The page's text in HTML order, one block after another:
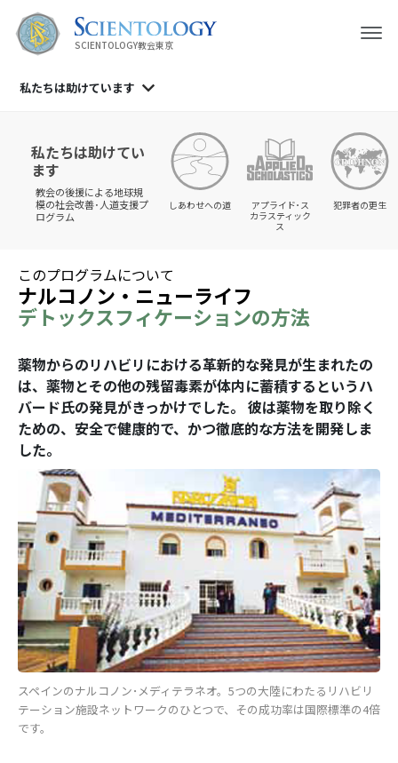
SCIENTOLOGY教会東京
私たちは助けています
私たちは助けてい
ます
教会の後援による地球規
模の社会改善･人道支援プ
ログラム
しあわせへの道
アプライド･ス
カラスティック
ス
犯罪者の更生
このプログラムについて
ナルコノン・ニューライフ
デトックスフィケーションの方法
薬物からのリハビリにおける革新的な発見が生まれたの
は、薬物とその他の残留毒素が体内に蓄積するというハ
バード氏の発見がきっかけでした。 彼は薬物を取り除く
ための、安全で健康的で、かつ徹底的な方法を開発しま
した。
スペインのナルコノン･メディテラネオ。5つの大陸にわたるリハビリ
テーション施設ネットワークのひとつで、その成功率は国際標準の4倍
です。